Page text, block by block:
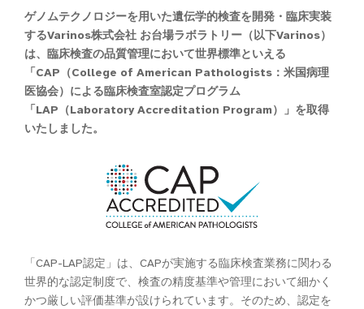
ゲノムテクノロジーを用いた遺伝学的検査を開発・臨床実装
するVarinos株式会社 お台場ラボラトリー（以下Varinos）
は、臨床検査の品質管理において世界標準といえる
「CAP（College of American Pathologists：米国病理
医協会）による臨床検査室認定プログラム
「LAP（Laboratory Accreditation Program）」を取得
いたしました。
「CAP-LAP認定」は、CAPが実施する臨床検査業務に関わる
世界的な認定制度で、検査の精度基準や管理において細かく
かつ厳しい評価基準が設けられています。そのため、認定を